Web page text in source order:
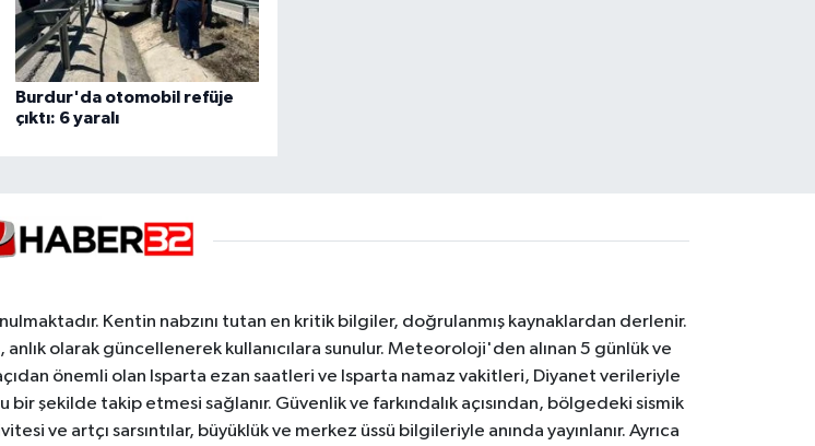
Burdur'da otomobil refüje
çıktı: 6 yaralı
Kentin nabzını tutan en kritik bilgiler, doğrulanmış kaynaklardan derlenir.
olarak güncellenerek kullanıcılara sunulur. Meteoroloji'den alınan 5 günlük ve
önemli olan Isparta ezan saatleri ve Isparta namaz vakitleri, Diyanet verileriyle
şekilde takip etmesi sağlanır. Güvenlik ve farkındalık açısından, bölgedeki sismik
ve artçı sarsıntılar, büyüklük ve merkez üssü bilgileriyle anında yayınlanır. Ayrıca